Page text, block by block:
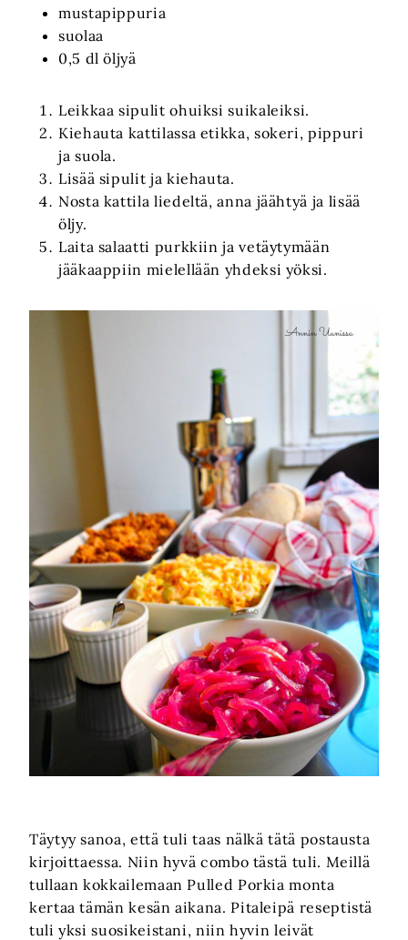
mustapippuria
suolaa
0,5 dl öljyä
Leikkaa sipulit ohuiksi suikaleiksi.
Kiehauta kattilassa etikka, sokeri, pippuri
ja suola.
Lisää sipulit ja kiehauta.
Nosta kattila liedeltä, anna jäähtyä ja lisää
öljy.
Laita salaatti purkkiin ja vetäytymään
jääkaappiin mielellään yhdeksi yöksi.
Täytyy sanoa, että tuli taas nälkä tätä postausta
kirjoittaessa. Niin hyvä combo tästä tuli. Meillä
tullaan kokkailemaan Pulled Porkia monta
kertaa tämän kesän aikana. Pitaleipä reseptistä
tuli yksi suosikeistani, niin hyvin leivät